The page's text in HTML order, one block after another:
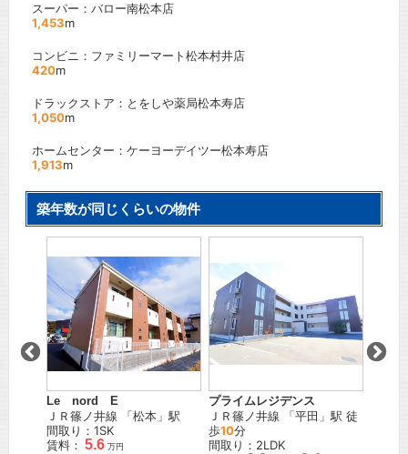
スーパー：バロー南松本店
1,453m
コンビニ：ファミリーマート松本村井店
420m
ドラックストア：とをしや薬局松本寿店
1,050m
ホームセンター：ケーヨーデイツー松本寿店
1,913m
築年数が同じくらいの物件
Le nord E
ＪＲ篠ノ井線 「松本 」駅
間取り：1SK
賃料： 5.6 万円
プライムレジデンス
ＪＲ篠ノ井線 「平田 」駅 徒
歩10分
間取り：2LDK